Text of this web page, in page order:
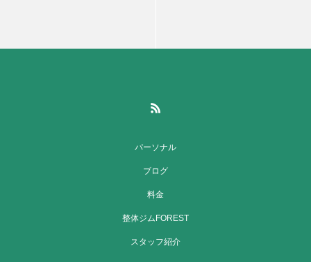
パーソナル
ブログ
料金
整体ジムFOREST
スタッフ紹介